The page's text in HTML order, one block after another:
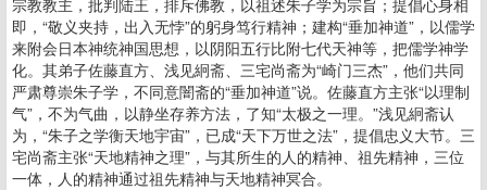
宗教教主，批判陆王，排斥佛教，以祖述朱子学为宗旨；提倡心身相
即，“敬义夹持，出入无悖”的躬身笃行精神；建构“垂加神道”，以儒学
来附会日本神统神国思想，以阴阳五行比附七代天神等，把儒学神学
化。其弟子佐藤直方、浅见絅斋、三宅尚斋为“崎门三杰”，他们共同
严肃尊崇朱子学，不同意闇斋的“垂加神道”说。佐藤直方主张“以理制
气”，不为气曲，以静坐存养方法，了知“太极之一理。”浅见絅斋认
为，“朱子之学衡天地宇宙”，已成“天下万世之法”，提倡忠义大节。三
宅尚斋主张“天地精神之理”，与其所生的人的精神、祖先精神，三位
一体，人的精神通过祖先精神与天地精神冥合。